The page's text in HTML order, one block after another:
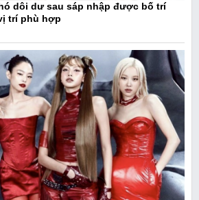
dôi dư sau sáp nhập được bố trí
trí phù hợp